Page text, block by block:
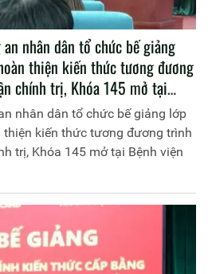
nhân dân tổ chức bế giảng
thiện kiến thức tương đương
chính trị, Khóa 145 mở tại
annhân dân tổ chức bế giảng lớp
kiến thức tương đương trình
trị, Khóa 145 mở tại Bệnh viện